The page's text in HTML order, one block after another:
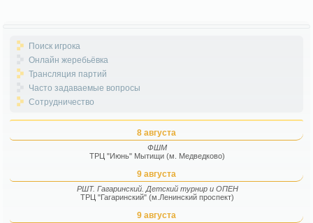
Поиск игрока
Онлайн жеребьёвка
Трансляция партий
Часто задаваемые вопросы
Сотрудничество
8 августа
ФШМ
ТРЦ "Июнь" Мытищи (м. Медведково)
9 августа
РШТ. Гагаринский. Детский турнир и ОПЕН
ТРЦ "Гагаринский" (м.Ленинский проспект)
9 августа